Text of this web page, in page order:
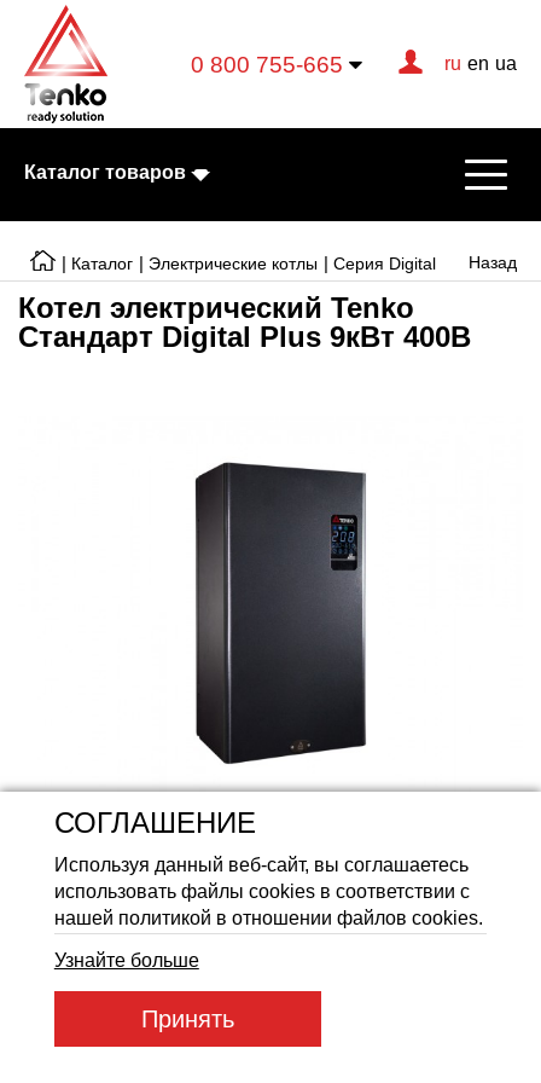
0 800 755-665 ru en ua
Каталог товаров
Электрические котлы
Тепловентиляторы
Готовые решения
Аккумуляторные батареи
Назад
| Каталог | Электрические котлы | Серия Digital
Котел электрический Tenko
Cтандарт Digital Plus 9кВт 400В
65758
СОГЛАШЕНИЕ
Используя данный веб-сайт, вы соглашаетесь
использовать файлы cookies в соответствии с
нашей политикой в отношении файлов cookies.
Узнайте больше
Принять